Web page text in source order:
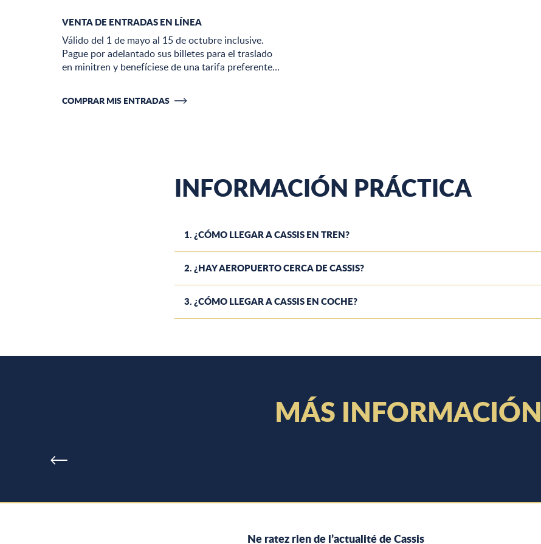
VENTA DE ENTRADAS EN LÍNEA
Válido del 1 de mayo al 15 de octubre inclusive.
Pague por adelantado sus billetes para el traslado
en minitren y benefíciese de una tarifa preferente…
COMPRAR MIS ENTRADAS
INFORMACIÓN PRÁCTICA
1. ¿CÓMO LLEGAR A CASSIS EN TREN?
2. ¿HAY AEROPUERTO CERCA DE CASSIS?
3. ¿CÓMO LLEGAR A CASSIS EN COCHE?
MÁS INFORMACIÓN
VISITAS GUIADAS
Ne ratez rien de l’actualité de Cassis